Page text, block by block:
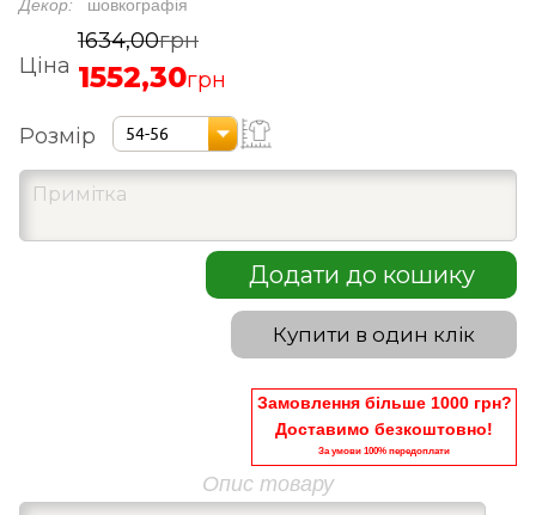
Декор: шовкографія
Ціна
1634,00грн
1552,30грн
Розмір 54-56
Додати до кошику
Купити в один клік
Замовлення більше 1000 грн?
Доставимо безкоштовно!
За умови 100% передоплати
Опис товару